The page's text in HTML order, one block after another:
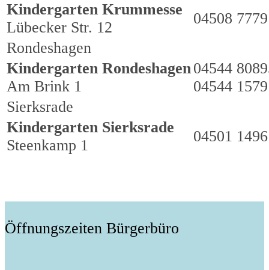
Kindergarten Krummesse
Lübecker Str. 12
04508
Rondeshagen
Kindergarten Rondeshagen
Am Brink 1
04544
04544 1579
Sierksrade
Kindergarten Sierksrade
Steenkamp 1
04501 1496
Öffnungszeiten Bürgerbüro